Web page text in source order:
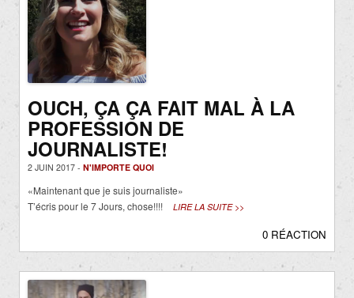
OUCH, ÇA ÇA FAIT MAL À LA
PROFESSION DE
JOURNALISTE!
2 JUIN 2017 - N'IMPORTE QUOI
«Maintenant que je suis journaliste»
T’écris pour le 7 Jours, chose!!!!
LIRE LA SUITE >>
0 RÉACTION